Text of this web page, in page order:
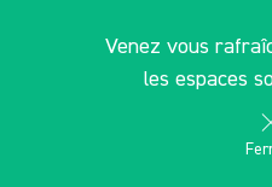
Venez vous
les espaces
les Abattoirs Musée - Frac